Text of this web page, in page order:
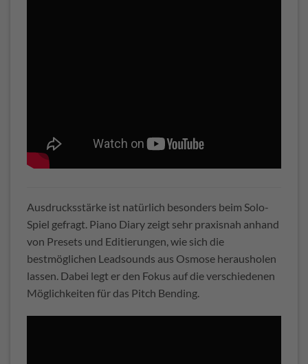
Ausdrucksstärke ist natürlich besonders beim Solo-
Spiel gefragt. Piano Diary zeigt sehr praxisnah anhand
von Presets und Editierungen, wie sich die
bestmöglichen Leadsounds aus Osmose herausholen
lassen. Dabei legt er den Fokus auf die verschiedenen
Möglichkeiten für das Pitch Bending.